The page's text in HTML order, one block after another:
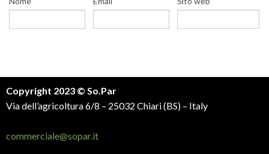
Copyright 2023 © So.Par
Via dell’agricoltura 6/8 – 25032 Chiari (BS) – Italy
commerciale@sopar.it